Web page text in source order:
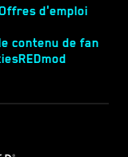
d'emploi
contenu de fan
REDmod